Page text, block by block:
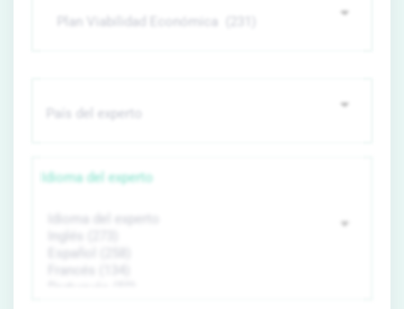
Idioma del experto